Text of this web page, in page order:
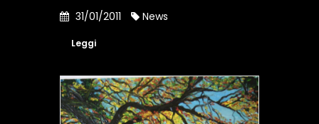
31/01/2011 News
Leggi